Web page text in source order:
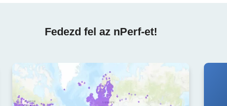
Fedezd fel az nPerf-et!